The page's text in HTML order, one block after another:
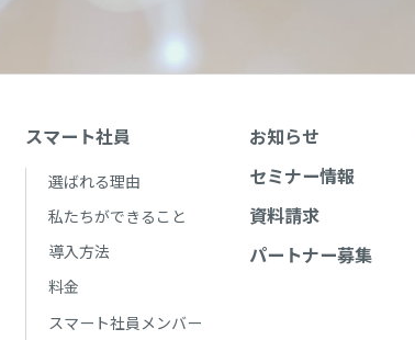
スマート社員
選ばれる理由
私たちができること
導入方法
料金
スマート社員メンバー
お知らせ
セミナー情報
資料請求
パートナー募集